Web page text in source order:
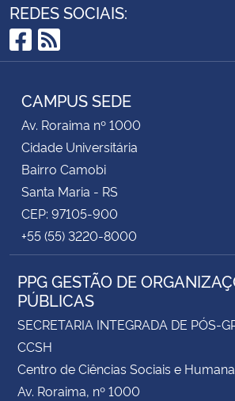
REDES SOCIAIS:
Facebook
RSS
CAMPUS SEDE
Av. Roraima nº 1000
Cidade Universitária
Bairro Camobi
Santa Maria - RS
CEP: 97105-900
+55 (55) 3220-8000
PPG GESTÃO DE
PÚBLICAS
SECRETARIA INTEGRADA DE PÓS-
CCSH
Centro de Ciências Sociais e
Av. Roraima, nº 1000